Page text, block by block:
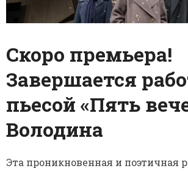
Скоро премьера!
Завершается
пьесой «Пять
Володина
Эта проникновенная и поэтичная